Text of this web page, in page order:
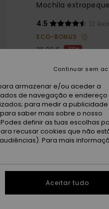
Mochila
4.5
(2
ECO-BONUS
28,00 €
55%
12,60 €
DUPLA PROMO 25%
CorPhantom Mo
armazenar e/ou aceder a
de navegação e endereço
para medir a publicidade
saber mais sobre o nosso
definir as tuas escolhas
recusar cookies que não
Para mais
Continuar sem
Aceitar tudo